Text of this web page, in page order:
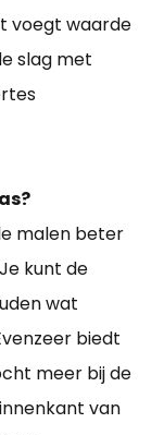
voegt waarde
slag met
malen beter
kunt de
wat
biedt
meer bij de
van